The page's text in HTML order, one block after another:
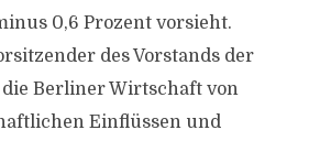
0,6 Prozent vorsieht.
des Vorstands der
die Berliner Wirtschaft von
Einflüssen und